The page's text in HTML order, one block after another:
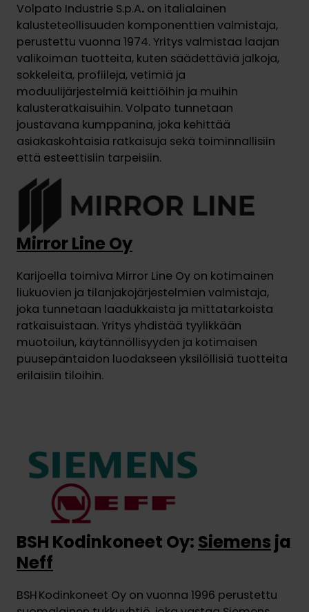
Volpato Industrie S.p.A. on italialainen
kalusteteollisuuden komponenttien valmistaja,
perustettu vuonna 1974. Yritys valmistaa laajan
valikoiman tuotteita, kuten säädettäviä jalkoja,
sokkeleita, profiileja, vetimiä ja
moduulijärjestelmiä keittiöihin ja muihin
kalusteratkaisuihin. Volpato tunnetaan
joustavana kumppanina, joka kehittää
asiakaskohtaisia ratkaisuja sekä toiminnallisiin
että esteettisiin tarpeisiin.
Mirror Line Oy
Karijoella toimiva Mirror Line Oy on kotimainen
liukuovien ja tilanjakojärjestelmien valmistaja,
joka tunnetaan laadukkaista ja mittatarkoista
ratkaisuistaan. Yritys yhdistää tyylikkään
muotoilun, käytännöllisyyden ja kotimaisen
puusepäntaidon luodakseen yksilöllisiä tuotteita
erilaisiin tiloihin.
BSH Kodinkoneet Oy: Siemens ja
Neff
BSH Kodinkoneet Oy on vuonna 1996 perustettu